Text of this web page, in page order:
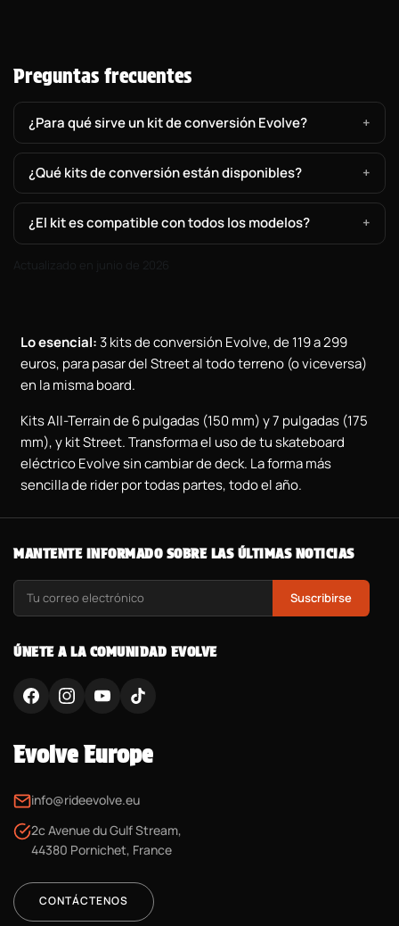
Preguntas frecuentes
¿Para qué sirve un kit de conversión Evolve?
¿Qué kits de conversión están disponibles?
¿El kit es compatible con todos los modelos?
Actualizado en junio de 2026
Lo esencial: 3 kits de conversión Evolve, de 119 a 299
euros, para pasar del Street al todo terreno (o viceversa)
en la misma board.
Kits All-Terrain de 6 pulgadas (150 mm) y 7 pulgadas (175
mm), y kit Street. Transforma el uso de tu skateboard
eléctrico Evolve sin cambiar de deck. La forma más
sencilla de rider por todas partes, todo el año.
MANTENTE INFORMADO SOBRE LAS ÚLTIMAS NOTICIAS
Suscribirse
ÚNETE A LA COMUNIDAD EVOLVE
Evolve Europe
info@rideevolve.eu
2c Avenue du Gulf Stream,
44380 Pornichet, France
CONTÁCTENOS